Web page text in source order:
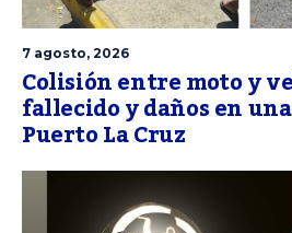
7 agosto, 2026
Colisión entre moto y
fallecido y daños en
Puerto La Cruz